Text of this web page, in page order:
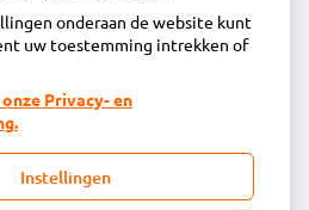
over uw
de apotheek?
onderaan de website kunt
uw toestemming intrekken of
Privacy- en
Instellingen